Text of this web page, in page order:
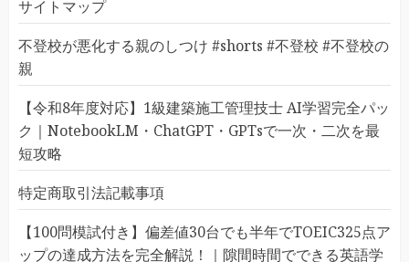
サイトマップ
不登校が悪化する親のしつけ #shorts #不登校 #不登校の
親
【令和8年度対応】1級建築施工管理技士 AI学習完全パッ
ク｜NotebookLM・ChatGPT・GPTsで一次・二次を最
短攻略
特定商取引法記載事項
【100問模試付き】偏差値30台でも半年でTOEIC325点ア
ップの達成方法を完全解説！｜隙間時間でできる英語学